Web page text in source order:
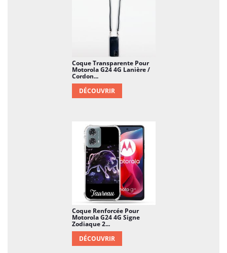
Coque Transparente Pour
Motorola G24 4G Lanière /
Cordon...
DÉCOUVRIR
Coque Renforcée Pour
Motorola G24 4G Signe
Zodiaque 2...
DÉCOUVRIR